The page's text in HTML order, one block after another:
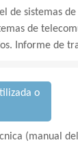
de sistemas
de
Informe de
o
(manual